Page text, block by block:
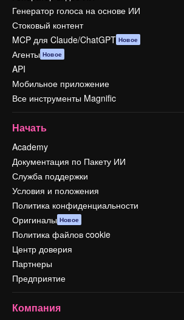
Генератор голоса на основе ИИ
Стоковый контент
MCP для Claude/ChatGPT Новое
Агенты Новое
API
Мобильное приложение
Все инструменты Magnific
Начать
Academy
Документация по Пакету ИИ
Служба поддержки
Условия и положения
Политика конфиденциальности
Оригиналы Новое
Политика файлов cookie
Центр доверия
Партнеры
Предприятие
Компания